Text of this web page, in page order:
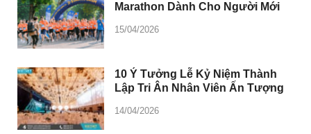
Marathon Dành Cho Người Mới
15/04/2026
10 Ý Tưởng Lễ Kỷ Niệm Thành
Lập Tri Ân Nhân Viên Ấn Tượng
14/04/2026